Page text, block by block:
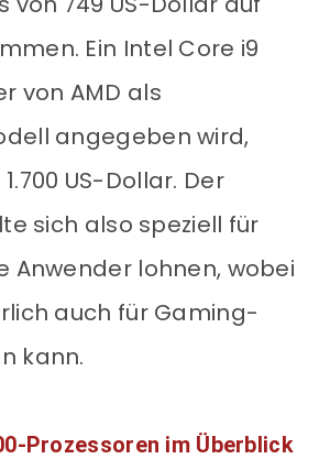
Ein Intel Core i9
von AMD als
angegeben wird,
US-Dollar. Der
sich also speziell für
Anwender lohnen, wobei
auch für Gaming-
kann.
Prozessoren im Überblick